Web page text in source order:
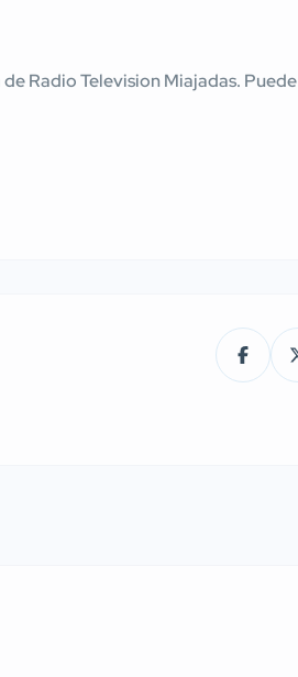
Radio Television Miajadas. Puede